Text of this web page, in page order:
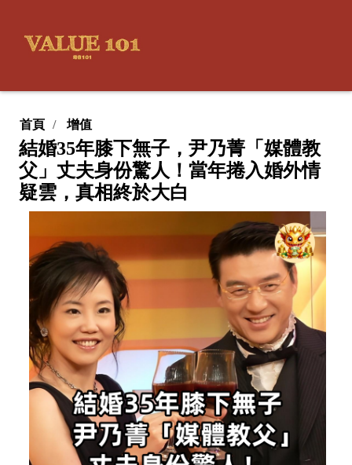
首頁 增值
結婚35年膝下無子，尹乃菁「媒體教
父」丈夫身份驚人！當年捲入婚外情
疑雲，真相終於大白